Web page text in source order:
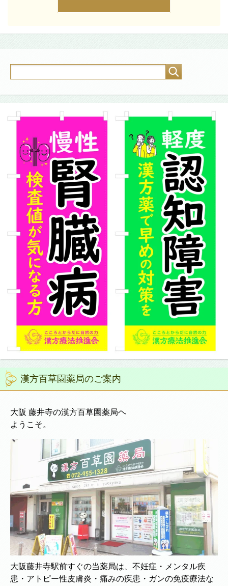
漢方百草園薬局のご案内
大阪 藤井寺の漢方百草園薬局ヘ
ようこそ。
大阪藤井寺駅前すぐの当薬局は、不妊症・メンタル疾
患・アトピー性皮膚炎・痛みの疾患・ガンの免疫療法な